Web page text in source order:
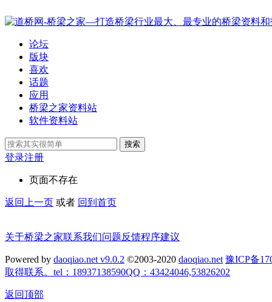
论坛
版块
喜欢
话题
应用
桥梁之家资料站
软件资料站
搜索
登录注册
页面不存在
返回上一页 或者 回到首页
关于桥梁之家联系我们问题反馈程序建议
Powered by daoqiao.net v9.0.2 ©2003-2020 daoqiao.net 豫ICP备
取得联系。tel：18937138590QQ：43424046,53826202
返回顶部